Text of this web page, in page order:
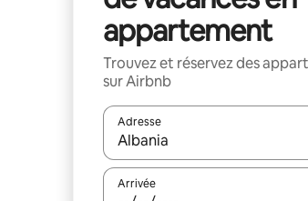
appartement
Trouvez et réservez des
sur Airbnb
Adresse
Lorsque les résultats
Arrivée